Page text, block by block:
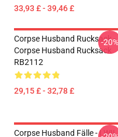
33,93 £ - 39,46 £
Corpse Husband Rucksack -
Corpse Husband Rucksack
RB2112
29,15 £ - 32,78 £
-20%
Corpse Husband Fälle - I